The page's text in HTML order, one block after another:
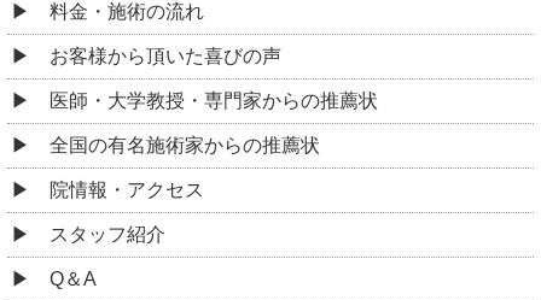
料金・施術の流れ
お客様から頂いた喜びの声
医師・大学教授・専門家からの推薦状
全国の有名施術家からの推薦状
院情報・アクセス
スタッフ紹介
Q＆A